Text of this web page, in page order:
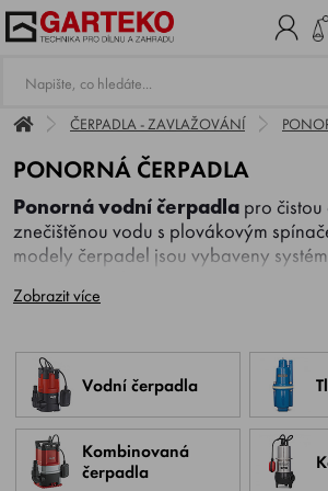
ČERPADLA - ZAVLAŽOVÁNÍ
PONORNÁ ČERPADLA
Ponorná vodní čerpadla pro čistou
znečištěnou vodu s plovákovým
modely čerpadel jsou vybaveny
DS máte spoustu možností. Protože díky
možné nejen rychlé odčerpávání
ale i plošné čerpání až do cca 3 mm.
Ponorná kalové čerpadla
pro
plovákovým spínačem. Čerpadla na
AL-KO
s volně pohyblivou úhlovou
předcházení nechtěnému zlomení
Zobrazit více
Vodní čerpadla
Kombinovaná
čerpadla